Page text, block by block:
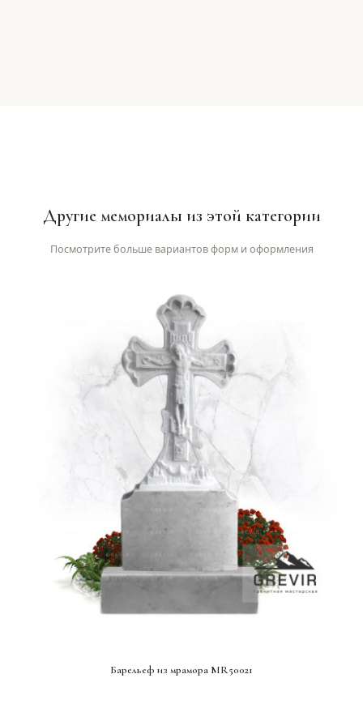
Другие мемориалы из этой категории
Посмотрите больше вариантов форм и оформления
Барельеф из мрамора MR50021